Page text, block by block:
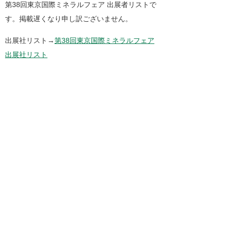
第38回東京国際ミネラルフェア 出展者リストで
す。掲載遅くなり申し訳ございません。
出展社リスト→第38回東京国際ミネラルフェア
出展社リスト